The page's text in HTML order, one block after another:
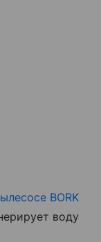
BORK
воду